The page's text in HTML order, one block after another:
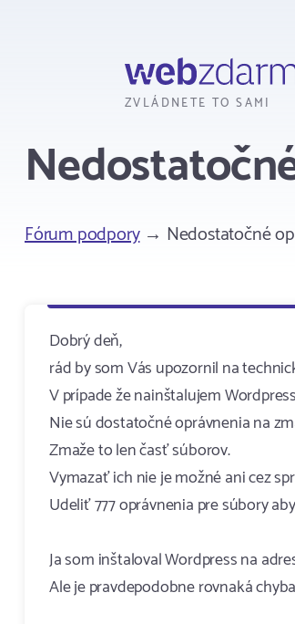
ZVLÁDNETE TO SAMI
Fórum podpory→ Nedostatočné
Dobrý deň,
rád by som Vás upozornil na
V prípade že nainštalujem
Nie sú dostatočné oprávnenia na
Zmaže to len časť súborov.
Vymazať ich nie je možné ani cez
Udeliť 777 oprávnenia pre súbory
Ja som inštaloval Wordpress na
Ale je pravdepodobne rovnaká